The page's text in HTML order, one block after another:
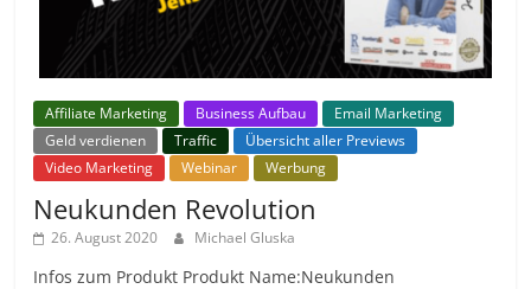
Affiliate Marketing Business Aufbau
Email Marketing
Geld verdienen
Traffic
Übersicht aller Previews
Video Marketing
Webinar Werbung
Neukunden Revolution
26. August 2020 Michael Gluska
Infos zum Produkt Produkt Name:Neukunden